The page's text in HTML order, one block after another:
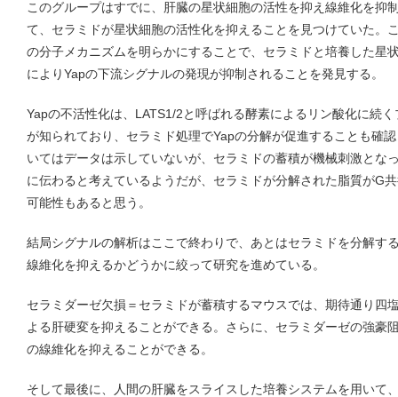
このグループはすでに、肝臓の星状細胞の活性を抑え線維化を抑
て、セラミドが星状細胞の活性化を抑えることを見つけていた。
の分子メカニズムを明らかにすることで、セラミドと培養した星
によりYapの下流シグナルの発現が抑制されることを発見する。
Yapの不活性化は、LATS1/2と呼ばれる酵素によるリン酸化に続
が知られており、セラミド処理でYapの分解が促進することも確
いてはデータは示していないが、セラミドの蓄積が機械刺激とな
に伝わると考えているようだが、セラミドが分解された脂質がG
可能性もあると思う。
結局シグナルの解析はここで終わりで、あとはセラミドを分解す
線維化を抑えるかどうかに絞って研究を進めている。
セラミダーゼ欠損＝セラミドが蓄積するマウスでは、期待通り四
よる肝硬変を抑えることができる。さらに、セラミダーゼの強豪
の線維化を抑えることができる。
そして最後に、人間の肝臓をスライスした培養システムを用いて